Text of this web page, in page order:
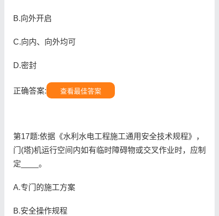
B.向外开启
C.向内、向外均可
D.密封
正确答案: 查看最佳答案
第17题:依据《水利水电工程施工通用安全技术规程》，
门(塔)机运行空间内如有临时障碍物或交叉作业时，应制
定____。
A.专门的施工方案
B.安全操作规程